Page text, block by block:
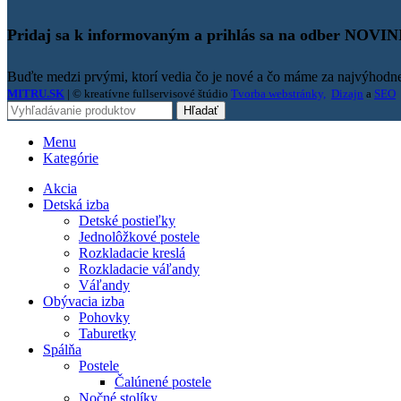
Pridaj sa k informovaným a prihlás sa na odber
Buďte medzi prvými, ktorí vedia čo je nové a čo máme za
MITRU.SK | © kreatívne fullservisové štúdio Tvorba webstránky, Dizajn a SEO
Hľadať
Menu
Kategórie
Akcia
Detská izba
Detské postieľky
Jednolôžkové postele
Rozkladacie kreslá
Rozkladacie váľandy
Váľandy
Obývacia izba
Pohovky
Taburetky
Spálňa
Postele
Čalúnené postele
Nočné stolíky